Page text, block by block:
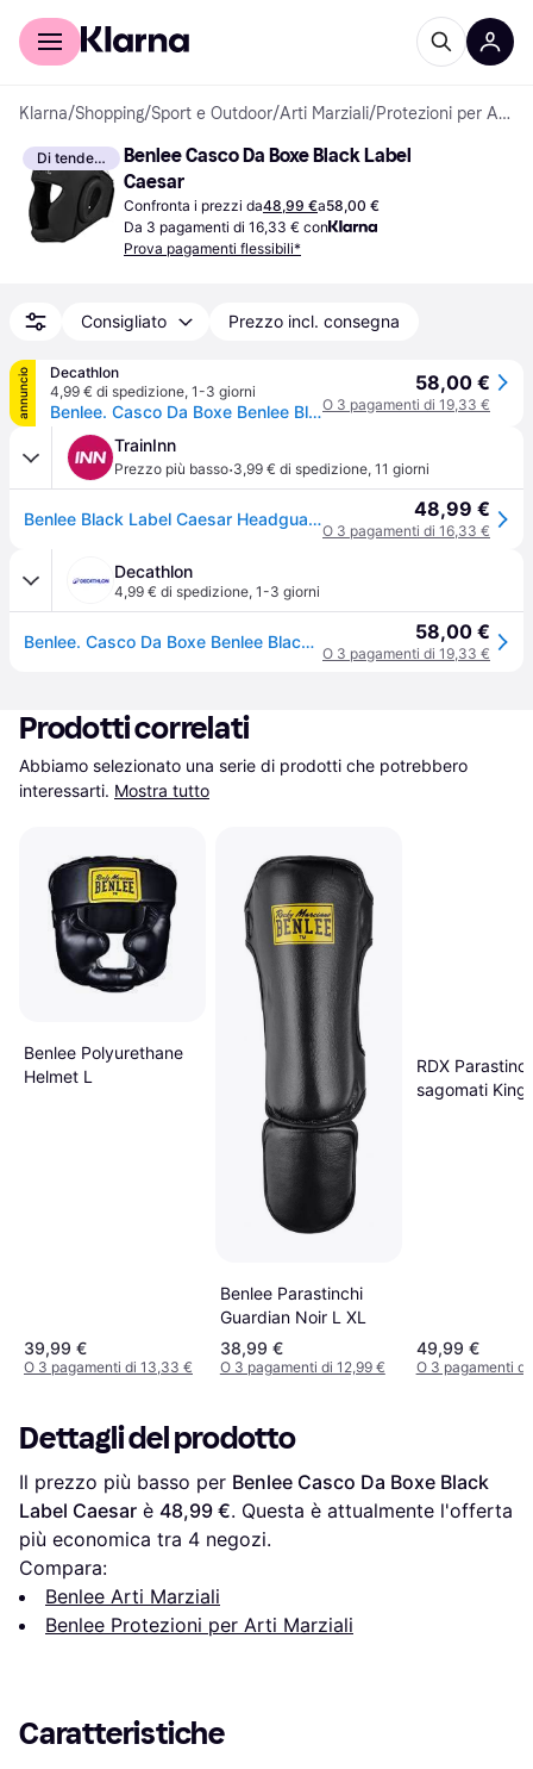
Per il tuo shopping
Klarna/Shopping/Sport e Outdoor/Arti Marziali/ Protezioni per Arti Marziali
Di tendenza
Benlee Casco Da Boxe Black Label
Caesar
Confronta i prezzi da48,99 €a58,00 €
Da 3 pagamenti di 16,33 € con
Prova pagamenti flessibili*
Consigliato Prezzo incl. consegna
annuncio
Decathlon
4,99 € di spedizione, 1-3 giorni
Benlee. Casco Da Boxe Benlee Black Label Caesar Casco Da Boxe Ritiro Gratis - nero - S/M
58,00 €
O 3 pagamenti di 19,33 €
TrainInn
Prezzo più basso·3,99 € di spedizione, 11 giorni
Benlee Black Label Caesar Headguard Nero S-M 48,99 €
O 3 pagamenti di 16,33 €
Decathlon
4,99 € di spedizione, 1-3 giorni
Benlee. Casco Da Boxe Benlee Black Label Caesar Casco Da Boxe Ritiro Gratis - nero - S/M 58,00 €
O 3 pagamenti di 19,33 €
Prodotti correlati
Abbiamo selezionato una serie di prodotti che potrebbero
interessarti. Mostra tutto
Benlee Polyurethane
Helmet L
39,99 €
O 3 pagamenti di 13,33 €
Benlee Parastinchi
Guardian Noir L XL
38,99 €
O 3 pagamenti di 12,99 €
RDX
sagomati King
49,99 €
O 3 pagamenti di
Dettagli del prodotto
Il prezzo più basso per Benlee Casco Da Boxe Black
Label Caesar è 48,99 €. Questa è attualmente l'offerta
più economica tra 4 negozi.
Compara:
Benlee Arti Marziali
Benlee Protezioni per Arti Marziali
Caratteristiche